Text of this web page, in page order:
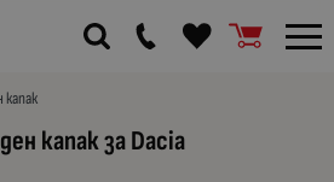
капак за Dacia